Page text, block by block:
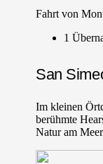
Fahrt von
1
San
Im kleinen
berühmte
Natur am